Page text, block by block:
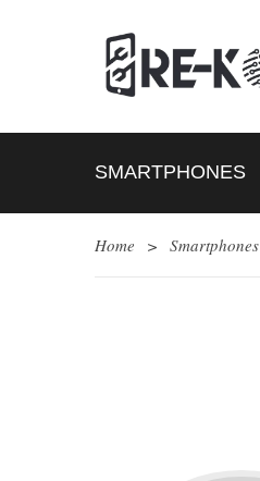
SMARTPHONES
Home > Smartphones